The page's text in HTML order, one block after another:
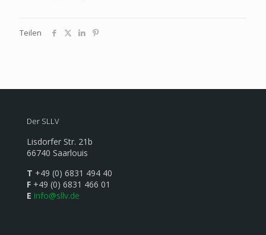
Teilen
Der SLLV
Lisdorfer Str. 21b
66740 Saarlouis
T +49 (0) 6831 494 40
F +49 (0) 6831 466 01
E info@sllv.de